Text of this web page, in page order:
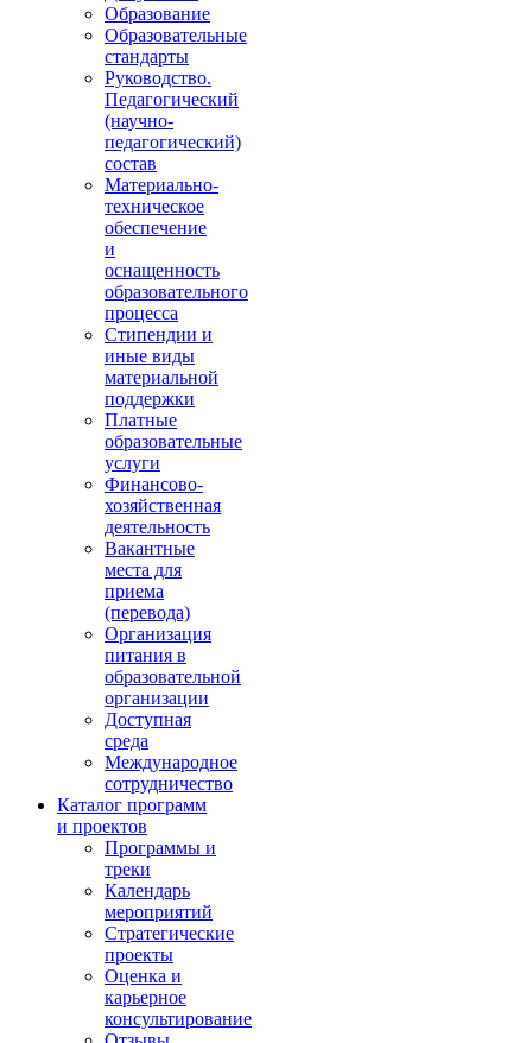
Образование
Образовательные
стандарты
Руководство.
Педагогический
(научно-
педагогический)
состав
Материально-
техническое
обеспечение
и
оснащенность
образовательного
процесса
Стипендии и
иные виды
материальной
поддержки
Платные
образовательные
услуги
Финансово-
хозяйственная
деятельность
Вакантные
места для
приема
(перевода)
Организация
питания в
образовательной
организации
Доступная
среда
Международное
сотрудничество
Каталог программ
и проектов
Программы и
треки
Календарь
мероприятий
Стратегические
проекты
Оценка и
карьерное
консультирование